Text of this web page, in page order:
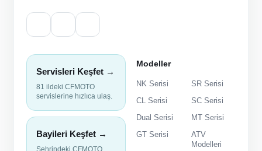
Servisleri Keşfet →
81 ildeki CFMOTO
servislerine hızlıca ulaş.
Bayileri Keşfet →
Modeller
NK Serisi
SR Serisi
CL Serisi
SC Serisi
Dual Serisi
MT Serisi
GT Serisi
ATV
Modelleri